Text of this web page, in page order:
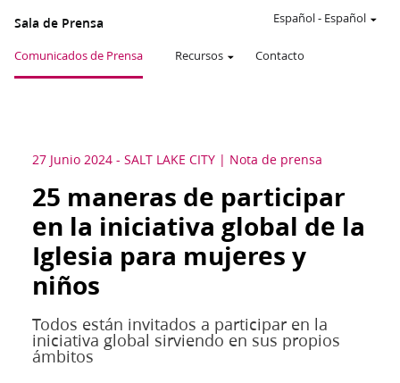
Sala de Prensa
Comunicados de Prensa Recursos Contacto
Español- Español
27 Junio 2024 - SALT LAKE CITY Nota de prensa
25 maneras de participar
en la iniciativa global de la
Iglesia para mujeres y
niños
Todos están invitados a participar en la
iniciativa global sirviendo en sus propios
ámbitos